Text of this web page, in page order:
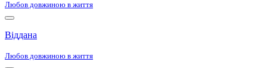
Любов довжиною в життя
Меню
навігації
Віддана
Любов довжиною в життя